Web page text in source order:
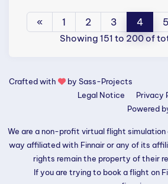
« 1 2 3 4 5
Showing 151 to 200 of
Crafted with by Sass-Projects
Legal Notice
Privacy
Powered
We are a non-profit virtual flight simulation
way affiliated with Finnair or any of its
rights remain the property of their
If you are trying to book a flight on